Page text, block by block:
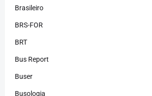
Brasileiro
BRS-FOR
BRT
Bus Report
Buser
Busologia